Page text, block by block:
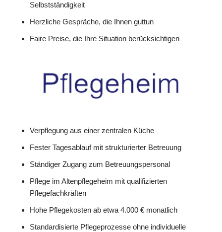
Selbstständigkeit
Herzliche Gespräche, die Ihnen guttun
Faire Preise, die Ihre Situation berücksichtigen
Verpflegung aus einer zentralen Küche
Fester Tagesablauf mit strukturierter Betreuung
Ständiger Zugang zum Betreuungspersonal
Pflege im Altenpflegeheim mit qualifizierten
Pflegefachkräften
Hohe Pflegekosten ab etwa 4.000 € monatlich
Standardisierte Pflegeprozesse ohne individuelle